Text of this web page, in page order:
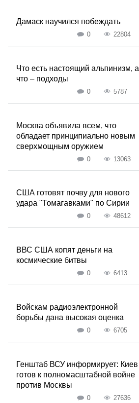
Дамаск научился побеждать
0 22804
Что есть настоящий альпинизм, а
что – подходы
0 5787
Москва объявила всем, что
обладает принципиально новым
сверхмощным оружием
0 13063
США готовят почву для нового
удара "Томагавками" по Сирии
0 48612
ВВС США копят деньги на
космические битвы
0 6413
Войскам радиоэлектронной
борьбы дана высокая оценка
0 6705
Генштаб ВСУ информирует: Киев
готов к полномасштабной войне
против Москвы
0 27636